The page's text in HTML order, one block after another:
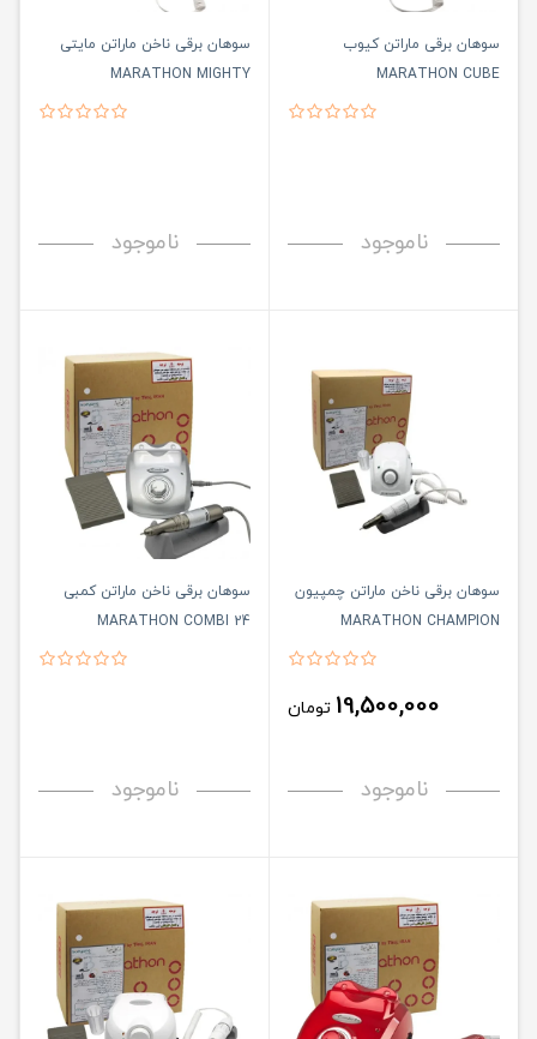
سوهان برقی ماراتن کیوب
MARATHON CUBE
ناموجود
سوهان برقی ناخن ماراتن مایتی
MARATHON MIGHTY
ناموجود
سوهان برقی ناخن ماراتن چمپیون
MARATHON CHAMPION
19,500,000 تومان
ناموجود
سوهان برقی ناخن ماراتن کمبی
MARATHON COMBI 24
ناموجود